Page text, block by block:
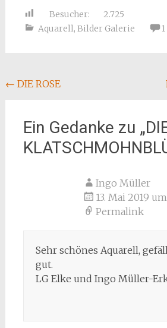
Besucher:
2.725
Aquarell, Bilder Galerie
Beitragsnavigation
← DIE ROSE
Ein Gedanke zu „
Ingo Müller
13. Mai 2019
Permalink
Sehr schönes Aquarell,
gut.
LG Elke und Ingo Müller-